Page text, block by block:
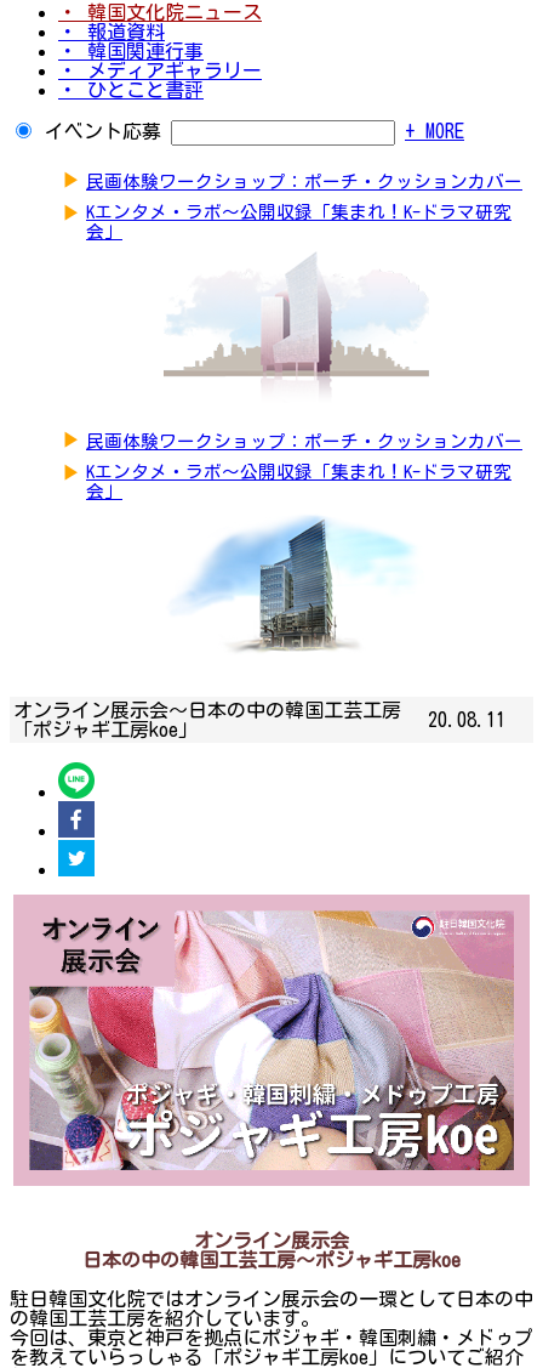
・ 韓国文化院ニュース
・ 報道資料
・ 韓国関連行事
・ メディアギャラリー
・ ひとこと書評
イベント応募 + MORE
▶ 民画体験ワークショップ：ポーチ・クッションカバー
▶ Kエンタメ・ラボ～公開収録「集まれ！K-ドラマ研究
会」
▶ 民画体験ワークショップ：ポーチ・クッションカバー
▶ Kエンタメ・ラボ～公開収録「集まれ！K-ドラマ研究
会」
オンライン展示会〜日本の中の韓国工芸工房
「ポジャギ工房koe」
20.08.11
オンライン展示会
日本の中の韓国工芸工房〜ポジャギ工房koe
駐日韓国文化院ではオンライン展示会の一環として日本の中
の韓国工芸工房を紹介しています。
今回は、東京と神戸を拠点にポジャギ・韓国刺繍・メドゥプ
を教えていらっしゃる「ポジャギ工房koe」についてご紹介